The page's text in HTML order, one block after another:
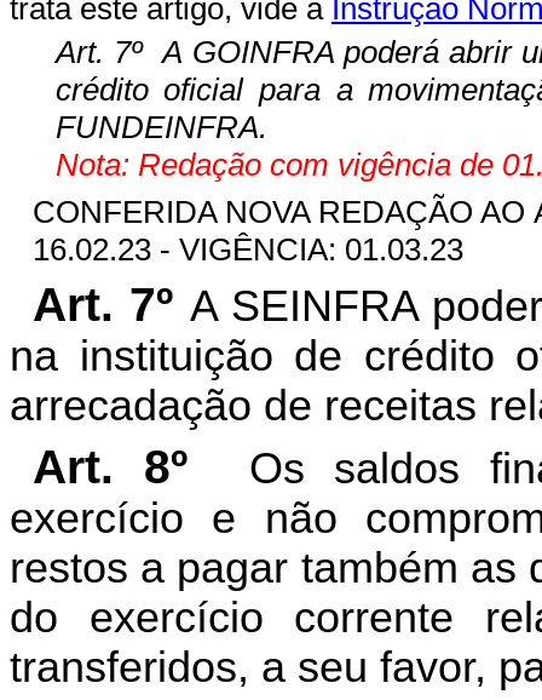
trata este artigo, vide a Instrução
Art. 7º A GOINFRA poderá abrir
crédito oficial para a
FUNDEINFRA.
Nota: Redação com vigência de
CONFERIDA NOVA REDAÇÃO AO
16.02.23 - VIGÊNCIA: 01.03.23
Art. 7º A SEINFRA
na instituição de crédito
arrecadação de receitas
Art. 8º
Os saldos
exercício e não
restos a pagar também as
do exercício corrente
transferidos, a seu favor,